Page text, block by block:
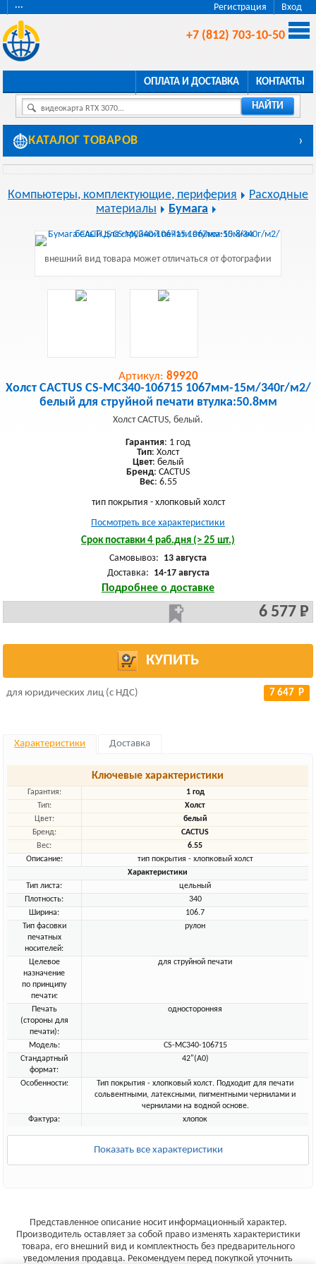
Регистрация Вход
···
+7 (812) 703-10-50
ОПЛАТА И ДОСТАВКА КОНТАКТЫ
видеокарта RTX 3070... НАЙТИ
КАТАЛОГ ТОВАРОВ ›
Компьютеры, комплектующие, периферия
Расходные
материалы
Бумага
внешний вид товара может отличаться от фотографии
Артикул: 89920
Холст CACTUS CS-MC340-106715 1067мм-15м/340г/м2/
белый для струйной печати втулка:50.8мм
Холст CACTUS, белый.
Гарантия: 1 год
Тип: Холст
Цвет: белый
Бренд: CACTUS
Вес: 6.55
тип покрытия - хлопковый холст
Посмотреть все характеристики
Срок поставки 4 раб.дня (> 25 шт.)
Самовывоз: 13 августа
Доставка: 14-17 августа
Подробнее о доставке
6 577 Р
КУПИТЬ
для юридических лиц (с НДС) 7 647 Р
Характеристики Доставка
Ключевые характеристики
Гарантия:
1 год
Тип:
Холст
Цвет:
белый
Бренд:
CACTUS
Вес:
6.55
Описание:
тип покрытия - хлопковый холст
Характеристики
Тип листа:
цельный
Плотность:
340
Ширина:
106.7
Тип фасовки
печатных
носителей:
рулон
Целевое
назначение
по принципу
печати:
для струйной печати
Печать
(стороны для
печати):
односторонняя
Модель:
CS-MC340-106715
Стандартный
формат:
42"(A0)
Особенности:
Тип покрытия - хлопковый холст. Подходит для печати
сольвентными, латексными, пигментными чернилами и
чернилами на водной основе.
Фактура:
хлопок
Показать все характеристики
Представленное описание носит информационный характер.
Производитель оставляет за собой право изменять характеристики
товара, его внешний вид и комплектность без предварительного
уведомления продавца. Рекомендуем перед покупкой уточнить